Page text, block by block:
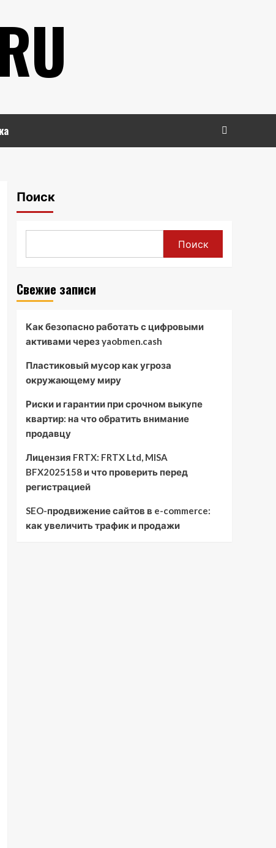
Поиск
Поиск
Свежие записи
Как безопасно работать с цифровыми
активами через yaobmen.cash
Пластиковый мусор как угроза
окружающему миру
Риски и гарантии при срочном выкупе
квартир: на что обратить внимание
продавцу
Лицензия FRTX: FRTX Ltd, MISA
BFX2025158 и что проверить перед
регистрацией
SEO-продвижение сайтов в e-commerce:
как увеличить трафик и продажи